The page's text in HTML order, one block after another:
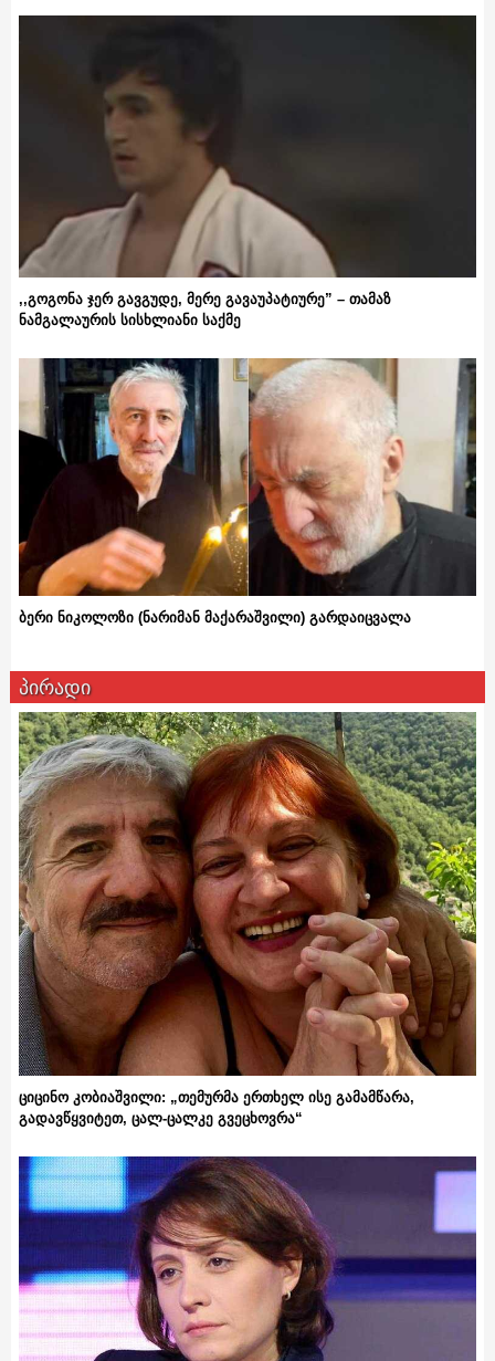
,,გოგონა ჯერ გავგუდე, მერე გავაუპატიურე” – თამაზ
ნამგალაურის სისხლიანი საქმე
ბერი ნიკოლოზი (ნარიმან მაქარაშვილი) გარდაიცვალა
პირადი
ციცინო კობიაშვილი: „თემურმა ერთხელ ისე გამამწარა,
გადავწყვიტეთ, ცალ-ცალკე გვეცხოვრა“